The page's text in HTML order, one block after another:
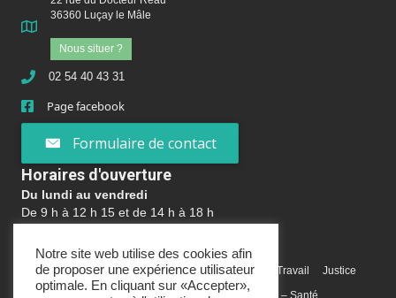
36360 Luçay le Mâle
Nous situer ?
02 54 40 43 31
Page facebook
Formulaire de contact
Horaires d'ouverture
Du lundi au vendredi
De 9 h à 12 h 15 et de 14 h à 18 h
Vos demarches en ligne
Argent Etranger – Europe Famille Formation – Travail
Justice
Notre site web utilise des cookies afin
de proposer une expérience utilisateur
optimale. En cliquant sur «Accepter»,